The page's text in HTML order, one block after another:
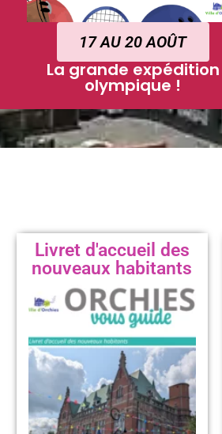
17 AU 20 AOÛT
La grande expédition
olympique !
Livret d'accueil des
nouveaux habitants